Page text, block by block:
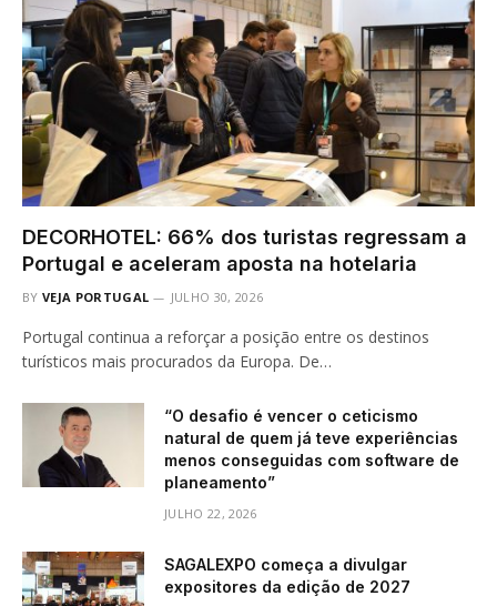
DECORHOTEL: 66% dos turistas regressam a
Portugal e aceleram aposta na hotelaria
BY VEJA PORTUGAL JULHO 30, 2026
Portugal continua a reforçar a posição entre os destinos
turísticos mais procurados da Europa. De…
“O desafio é vencer o ceticismo
natural de quem já teve experiências
menos conseguidas com software de
planeamento”
JULHO 22, 2026
SAGALEXPO começa a divulgar
expositores da edição de 2027